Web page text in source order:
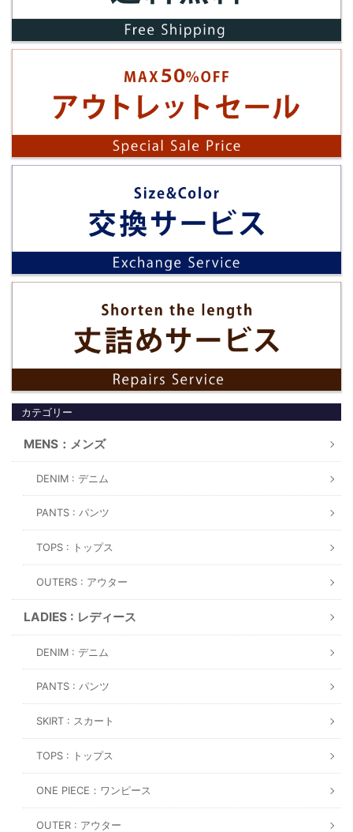
カテゴリー
MENS：メンズ
DENIM : デニム
PANTS : パンツ
TOPS : トップス
OUTERS : アウター
LADIES : レディース
DENIM : デニム
PANTS : パンツ
SKIRT : スカート
TOPS : トップス
ONE PIECE：ワンピース
OUTER : アウター